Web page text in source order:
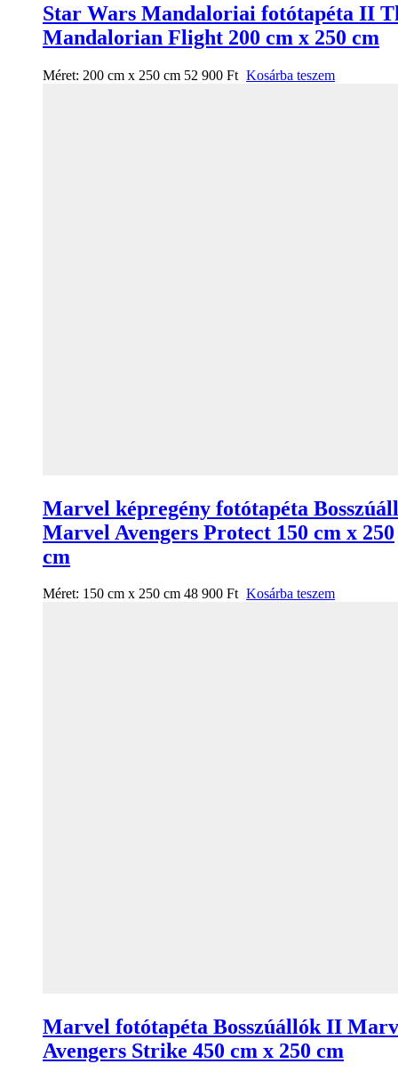
Star Wars Mandaloriai fotótapéta II
Mandalorian Flight 200 cm x 250 cm
Méret: 200 cm x 250 cm 52 900 Ft Kosárba teszem
Marvel képregény fotótapéta
Marvel Avengers Protect 150 cm x 250
cm
Méret: 150 cm x 250 cm 48 900 Ft Kosárba teszem
Marvel fotótapéta Bosszúállók II
Avengers Strike 450 cm x 250 cm